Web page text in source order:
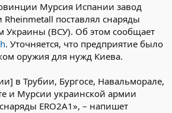
Мурсия Испании завод
поставлял снаряды
Украины (ВСУ). Об этом сообщает
. Уточняется, что предприятие было
оружия для нужд Киева.
в Трубии, Бургосе, Навальморале,
и Мурсии украинской армии
ERO2A1», – напишет